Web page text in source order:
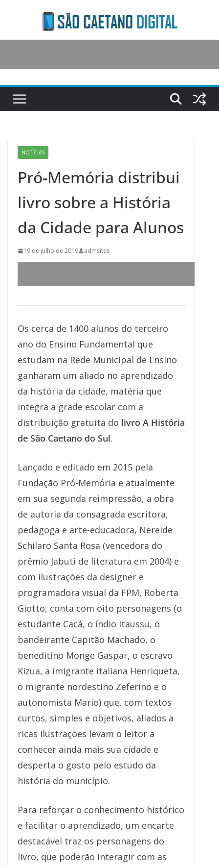
content
NOTÍCIAS
Pró-Memória distribui
livro sobre a História
da Cidade para Alunos
19 de julho de 2019 admsites
Os cerca de 1400 alunos do terceiro
ano do Ensino Fundamental que
estudam na Rede Municipal de Ensino
ganharam um aliado no aprendizado
da história da cidade, matéria que
integra a grade escolar com a
distribuição gratuita do livro A História
de São Caetano do Sul.
Lançado e editado em 2015 pela
Fundação Pró-Memória e atualmente
em sua segunda reimpressão, a obra
de autoria da consagrada escritora,
pedagoga e arte-educadora, Nereide
Schilaro Santa Rosa (vencedora do
prêmio Jabuti de literatura em 2004) e
com ilustrações da designer e
programadora visual da FPM, Roberta
Giotto, conta com oito personagens (o
estudante Cacá, o índio Itaussu, o
bandeirante Capitão Machado, o
beneditino Monge Gaspar, o escravo
Kizua, a imigrante italiana Henriqueta,
o migrante nordestino Zeferino e o
autonomista Mario) que, com textos
curtos, simples e objetivos, aliados a
ricas ilustrações levam o leitor a
conhecer ainda mais sua cidade e
desperta o gosto pelo estudo da
história do município.
Para reforçar o conhecimento histórico
e facilitar o aprendizado, um encarte
destacável traz os personagens do
livro, que poderão interagir com as